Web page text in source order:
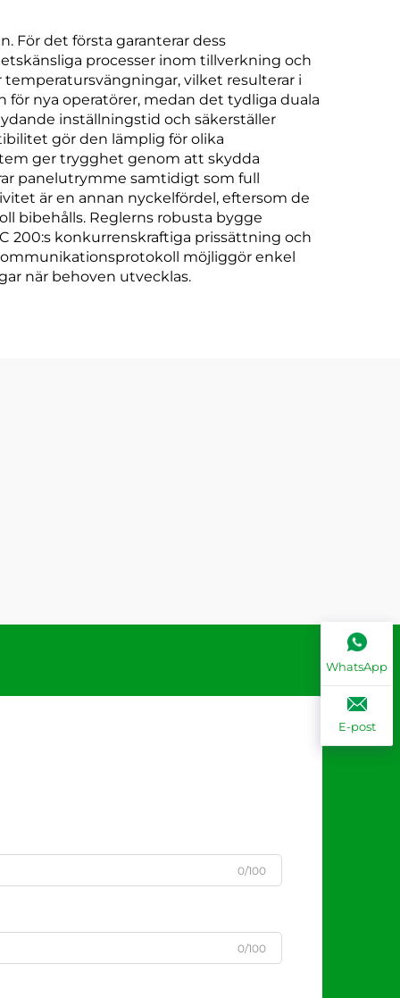
För det första garanterar dess
processer inom tillverkning och
vilket resulterar i
nya operatörer, medan det tydliga duala
inställningstid och säkerställer
gör den lämplig för olika
ger trygghet genom att skydda
panelutrymme samtidigt som full
är en annan nyckelfördel, eftersom de
bibehålls. Reglerns robusta bygge
200:s konkurrenskraftiga prissättning och
möjliggör enkel
när behoven utvecklas.
0/100
0/100
WhatsApp
E-post